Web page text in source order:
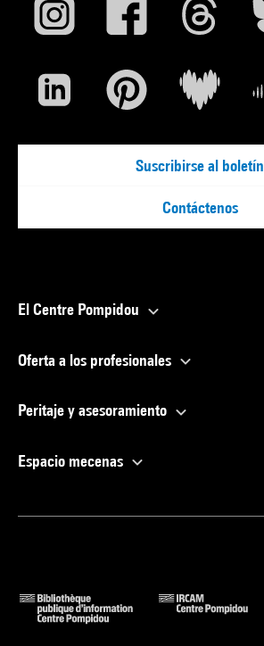
Suscribirse al boletín
Contáctenos
El Centre Pompidou
Oferta a los profesionales
Peritaje y asesoramiento
Espacio mecenas